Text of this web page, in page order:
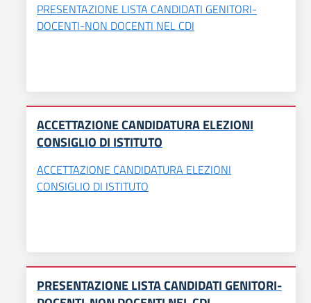
PRESENTAZIONE LISTA CANDIDATI GENITORI-
DOCENTI-NON DOCENTI NEL CDI
ACCETTAZIONE CANDIDATURA ELEZIONI
CONSIGLIO DI ISTITUTO
ACCETTAZIONE CANDIDATURA ELEZIONI
CONSIGLIO DI ISTITUTO
PRESENTAZIONE LISTA CANDIDATI GENITORI-